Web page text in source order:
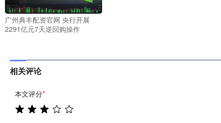
广州典丰配资官网 央行开展
2291亿元7天逆回购操作
相关评论
本文评分*